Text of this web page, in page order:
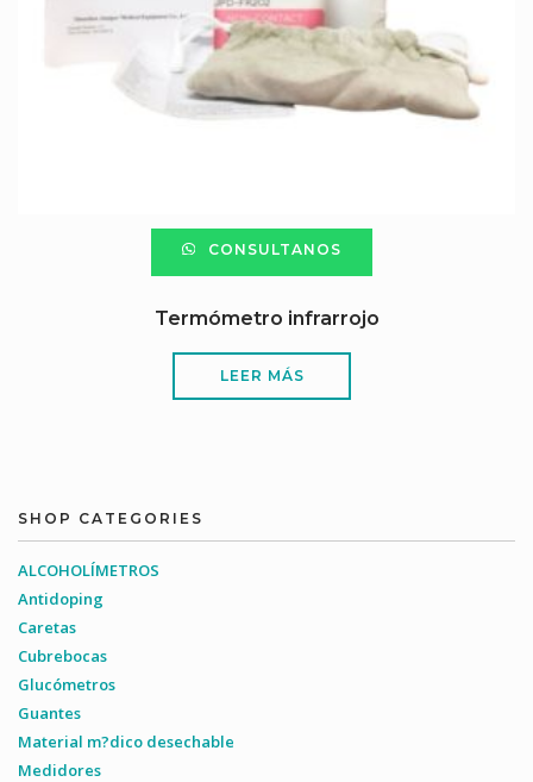
CONSULTANOS
Termómetro infrarrojo
LEER MÁS
SHOP CATEGORIES
ALCOHOLÍMETROS
Antidoping
Caretas
Cubrebocas
Glucómetros
Guantes
Material m?dico desechable
Medidores